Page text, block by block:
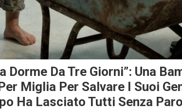
Dorme Da Tre Giorni”: Una
Miglia Per Salvare I Suoi
Ha Lasciato Tutti Senza